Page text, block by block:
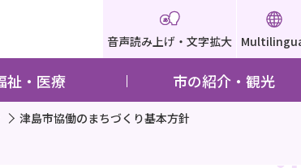
音声読み上げ・文字拡大
祉・医療 市の紹介・観光
津島市協働のまちづくり基本方針